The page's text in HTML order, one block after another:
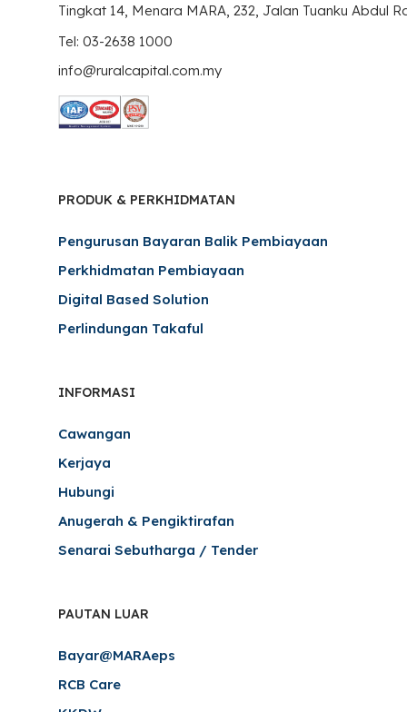
Tingkat 14, Menara MARA, 232, Jalan Tuanku Abdul
Tel: 03-2638 1000
info@ruralcapital.com.my
PRODUK & PERKHIDMATAN
Pengurusan Bayaran Balik Pembiayaan
Perkhidmatan Pembiayaan
Digital Based Solution
Perlindungan Takaful
INFORMASI
Cawangan
Kerjaya
Hubungi
Anugerah & Pengiktirafan
Senarai Sebutharga / Tender
PAUTAN LUAR
Bayar@MARAeps
RCB Care